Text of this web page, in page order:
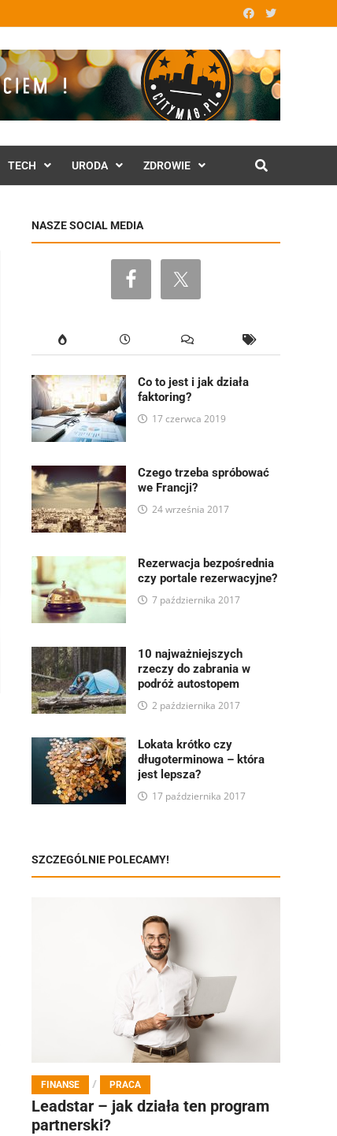
TECH URODA ZDROWIE
NASZE SOCIAL MEDIA
Co to jest i jak działa
faktoring?
17 czerwca 2019
Czego trzeba spróbować
we Francji?
24 września 2017
Rezerwacja bezpośrednia
czy portale rezerwacyjne?
7 października 2017
10 najważniejszych
rzeczy do zabrania w
podróż autostopem
2 października 2017
Lokata krótko czy
długoterminowa – która
jest lepsza?
17 października 2017
SZCZEGÓLNIE POLECAMY!
FINANSE / PRACA
Leadstar – jak działa ten program
partnerski?